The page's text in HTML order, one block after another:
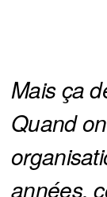
Mais ça
Quand
années,